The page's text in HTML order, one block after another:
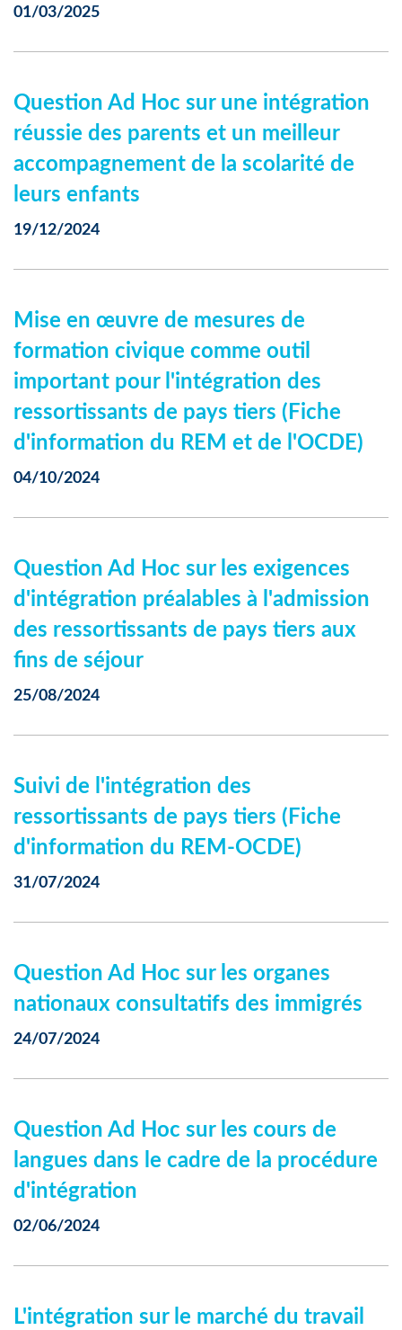
01/03/2025
Question Ad Hoc sur une intégration
réussie des parents et un meilleur
accompagnement de la scolarité de
leurs enfants
19/12/2024
Mise en œuvre de mesures de
formation civique comme outil
important pour l'intégration des
ressortissants de pays tiers (Fiche
d'information du REM et de l'OCDE)
04/10/2024
Question Ad Hoc sur les exigences
d'intégration préalables à l'admission
des ressortissants de pays tiers aux
fins de séjour
25/08/2024
Suivi de l'intégration des
ressortissants de pays tiers (Fiche
d'information du REM-OCDE)
31/07/2024
Question Ad Hoc sur les organes
nationaux consultatifs des immigrés
24/07/2024
Question Ad Hoc sur les cours de
langues dans le cadre de la procédure
d'intégration
02/06/2024
L'intégration sur le marché du travail